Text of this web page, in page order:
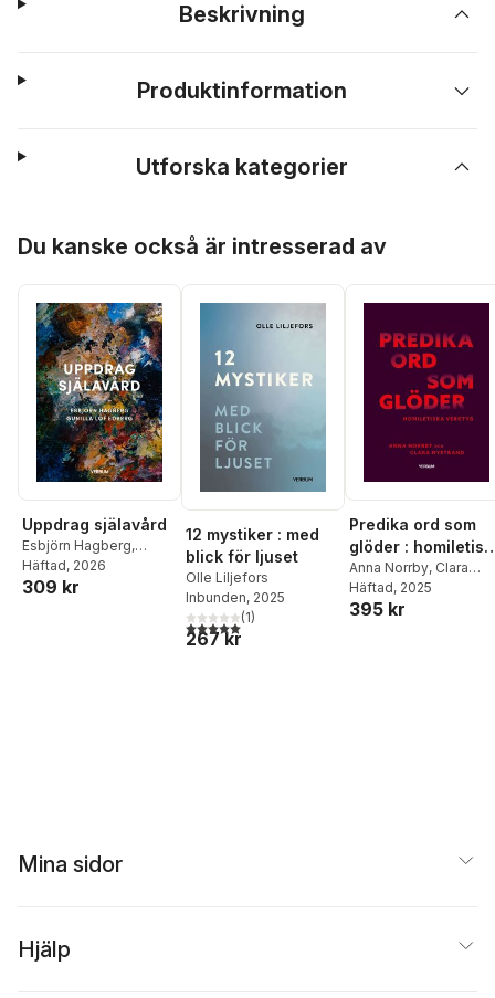
Beskrivning
Produktinformation
Utforska kategorier
Du kanske också är intresserad av
Uppdrag själavård
Esbjörn Hagberg,
Gunilla Löf Edberg
Häftad, 2026
309 kr
12 mystiker : med
blick för ljuset
Olle Liljefors
Inbunden, 2025
5,0utav 5 stjärnor. Totalt antal röster:
(1)
267 kr
Predika ord som
glöder :
verktyg
Anna Norrby, Clara
Nystrand
Häftad, 2025
395 kr
Mina sidor
Hjälp